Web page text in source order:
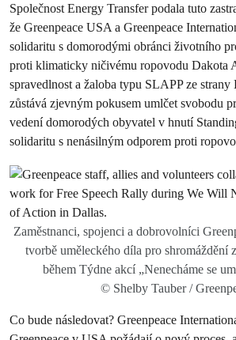
Společnost Energy Transfer podala tuto
že Greenpeace USA a Greenpeace
solidaritu s domorodými obránci životního
proti klimaticky ničivému ropovodu Dakota
spravedlnost a žaloba typu SLAPP ze strany
zůstává zjevným pokusem umlčet svobodu
vedení domorodých obyvatel v hnutí
solidaritu s nenásilným odporem proti
Zaměstnanci, spojenci a dobrovolníci
tvorbě uměleckého díla pro shromáždění
během Týdne akcí „Nenecháme se
© Shelby Tauber /
Co bude následovat? Greenpeace